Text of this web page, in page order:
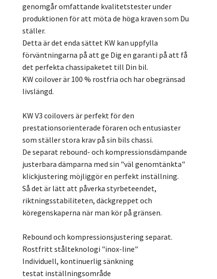
genomgår omfattande kvalitetstester under
produktionen för att möta de höga kraven som Du
ställer.
Detta är det enda sättet KW kan uppfylla
förväntningarna på att ge Dig en garanti på att få
det perfekta chassipaketet till Din bil.
KW coilover är 100 % rostfria och har obegränsad
livslängd.
KW V3 coilovers är perfekt för den
prestationsorienterade föraren och entusiaster
som ställer stora krav på sin bils chassi.
De separat rebound- och kompressionsdämpande
justerbara dämparna med sin "väl genomtänkta"
klickjustering möjliggör en perfekt inställning.
Så det är lätt att påverka styrbeteendet,
riktningsstabiliteten, däckgreppet och
köregenskaperna när man kör på gränsen.
Rebound och kompressionsjustering separat.
Rostfritt stålteknologi "inox-line"
Individuell, kontinuerlig sänkning
testat inställningsområde